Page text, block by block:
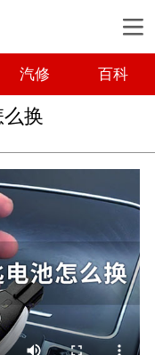
汽修 百科
换